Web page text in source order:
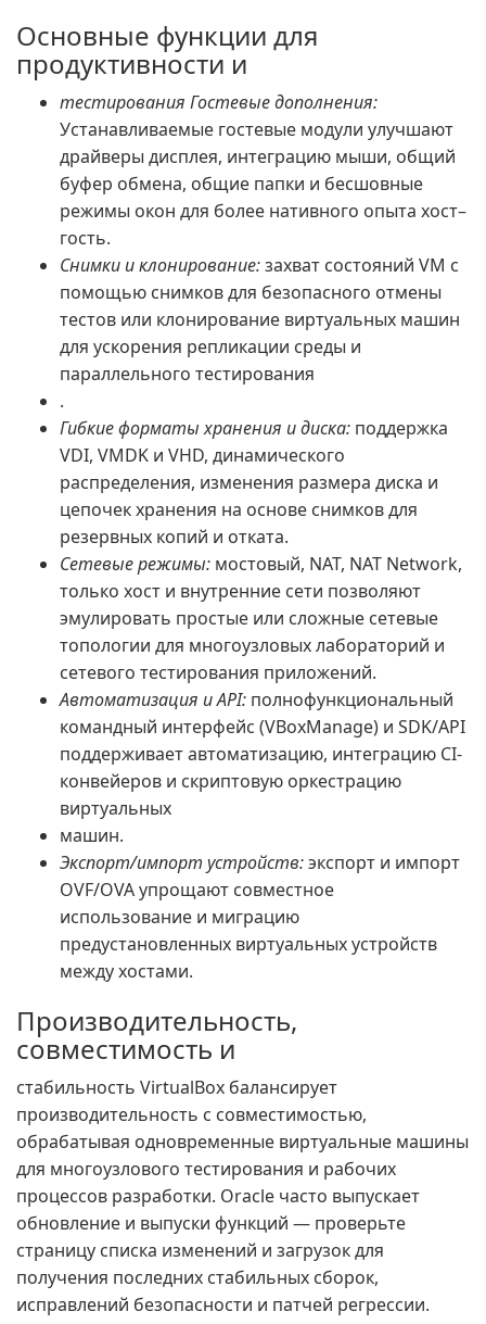
Основные функции для
продуктивности и
тестирования Гостевые дополнения:
Устанавливаемые гостевые модули улучшают
драйверы дисплея, интеграцию мыши, общий
буфер обмена, общие папки и бесшовные
режимы окон для более нативного опыта хост–
гость.
Снимки и клонирование:захват состояний VM с
помощью снимков для безопасного отмены
тестов или клонирование виртуальных машин
для ускорения репликации среды и
параллельного тестирования
.
Гибкие форматы хранения и диска: поддержка
VDI, VMDK и VHD, динамического
распределения, изменения размера диска и
цепочек хранения на основе снимков для
резервных копий и отката.
Сетевые режимы: мостовый, NAT, NAT Network,
только хост и внутренние сети позволяют
эмулировать простые или сложные сетевые
топологии для многоузловых лабораторий и
сетевого тестирования приложений.
Автоматизация и API: полнофункциональный
командный интерфейс (VBoxManage) и SDK/API
поддерживает автоматизацию, интеграцию CI-
конвейеров и скриптовую оркестрацию
виртуальных
машин.
Экспорт/импорт устройств:экспорт и импорт
OVF/OVA упрощают совместное
использование и миграцию
предустановленных виртуальных устройств
между хостами.
Производительность,
совместимость и
стабильность VirtualBox балансирует
производительность с совместимостью,
обрабатывая одновременные виртуальные машины
для многоузлового тестирования и рабочих
процессов разработки. Oracle часто выпускает
обновление и выпуски функций — проверьте
страницу списка изменений и загрузок для
получения последних стабильных сборок,
исправлений безопасности и патчей регрессии.